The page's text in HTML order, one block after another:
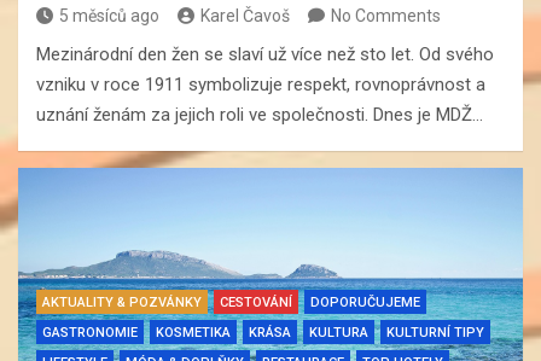
5 měsíců ago Karel Čavoš No Comments
Mezinárodní den žen se slaví už více než sto let. Od svého
vzniku v roce 1911 symbolizuje respekt, rovnoprávnost a
uznání ženám za jejich roli ve společnosti. Dnes je MDŽ…
AKTUALITY & POZVÁNKY CESTOVÁNÍ
DOPORUČUJEME
GASTRONOMIE
KOSMETIKA KRÁSA KULTURA
KULTURNÍ TIPY